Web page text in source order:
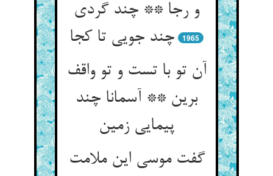
و رجا ** چند گردی
چند جویی تا کجا
1965
آن تو با تست و تو واقف
برین ** آسمانا چند
پیمایی زمین
گفت موسی این ملامت